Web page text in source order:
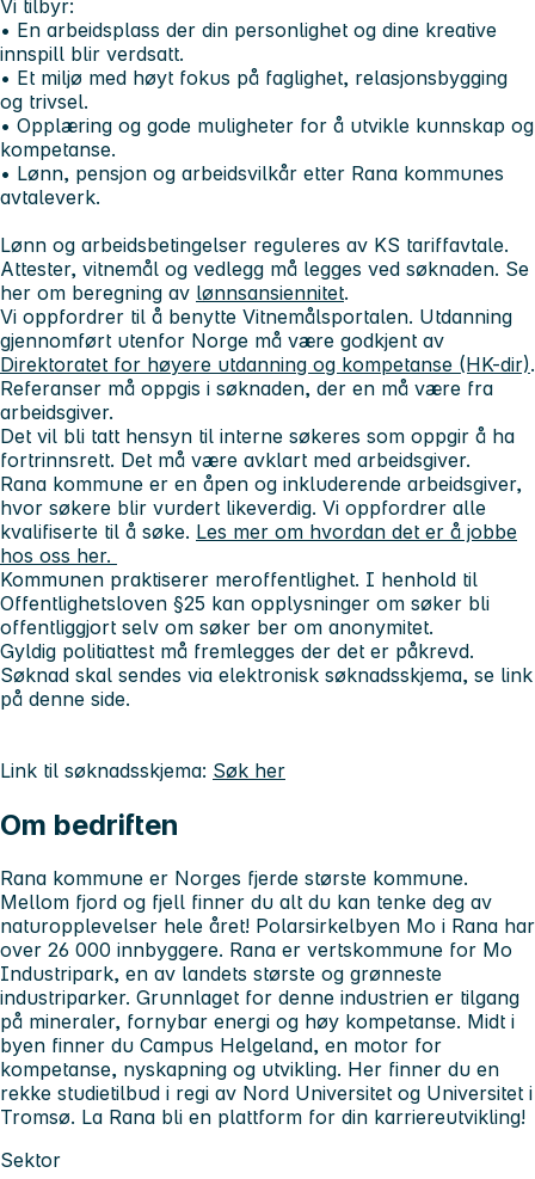
Vi tilbyr:
• En arbeidsplass der din personlighet og dine kreative
innspill blir verdsatt.
• Et miljø med høyt fokus på faglighet, relasjonsbygging
og trivsel.
• Opplæring og gode muligheter for å utvikle kunnskap og
kompetanse.
• Lønn, pensjon og arbeidsvilkår etter Rana kommunes
avtaleverk.
Lønn og arbeidsbetingelser reguleres av KS tariffavtale.
Attester, vitnemål og vedlegg må legges ved søknaden. Se
her om beregning av lønnsansiennitet.
Vi oppfordrer til å benytte Vitnemålsportalen. Utdanning
gjennomført utenfor Norge må være godkjent av
Direktoratet for høyere utdanning og kompetanse (HK-dir).
Referanser må oppgis i søknaden, der en må være fra
arbeidsgiver.
Det vil bli tatt hensyn til interne søkeres som oppgir å ha
fortrinnsrett. Det må være avklart med arbeidsgiver.
Rana kommune er en åpen og inkluderende arbeidsgiver,
hvor søkere blir vurdert likeverdig. Vi oppfordrer alle
kvalifiserte til å søke. Les mer om hvordan det er å jobbe
hos oss her.
Kommunen praktiserer meroffentlighet. I henhold til
Offentlighetsloven §25 kan opplysninger om søker bli
offentliggjort selv om søker ber om anonymitet.
Gyldig politiattest må fremlegges der det er påkrevd.
Søknad skal sendes via elektronisk søknadsskjema, se link
på denne side.
Link til søknadsskjema: Søk her
Om bedriften
Rana kommune er Norges fjerde største kommune.
Mellom fjord og fjell finner du alt du kan tenke deg av
naturopplevelser hele året! Polarsirkelbyen Mo i Rana har
over 26 000 innbyggere. Rana er vertskommune for Mo
Industripark, en av landets største og grønneste
industriparker. Grunnlaget for denne industrien er tilgang
på mineraler, fornybar energi og høy kompetanse. Midt i
byen finner du Campus Helgeland, en motor for
kompetanse, nyskapning og utvikling. Her finner du en
rekke studietilbud i regi av Nord Universitet og Universitet i
Tromsø. La Rana bli en plattform for din karriereutvikling!
Sektor